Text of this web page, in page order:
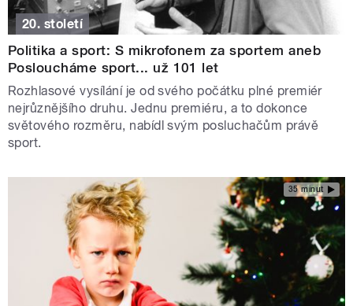
20. století
Politika a sport: S mikrofonem za sportem aneb
Posloucháme sport... už 101 let
Rozhlasové vysílání je od svého počátku plné premiér
nejrůznějšího druhu. Jednu premiéru, a to dokonce
světového rozměru, nabídl svým posluchačům právě
sport.
35 minut